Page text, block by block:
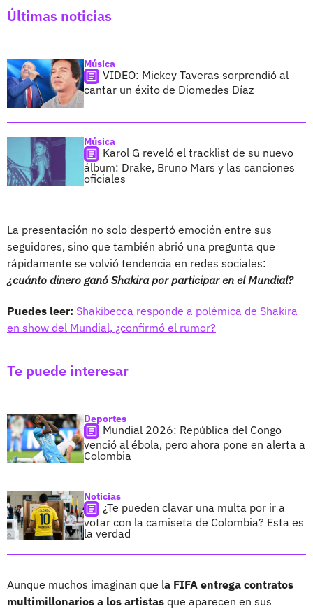
Últimas noticias
Música
VIDEO: Mickey Taveras sorprendió al
cantar un éxito de Diomedes Díaz
Música
Karol G reveló el tracklist de su nuevo
álbum: Drake, Bruno Mars y las canciones
oficiales
La presentación no solo despertó emoción entre sus
seguidores, sino que también abrió una pregunta que
rápidamente se volvió tendencia en redes sociales:
¿cuánto dinero ganó Shakira por participar en el Mundial?
Puedes leer: Shakibecca responde a polémica de Shakira
en show del Mundial, ¿confirmó el rumor?
Te puede interesar
Deportes
Mundial 2026: República del Congo
venció al ébola, pero ahora pone en alerta a
Colombia
Noticias
¿Te pueden clavar una multa por ir a
votar con la camiseta de Colombia? Esta es
la verdad
Aunque muchos imaginan que la FIFA entrega contratos
multimillonarios a los artistas que aparecen en sus